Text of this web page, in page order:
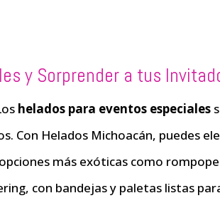
y Sorprender a tus
helados para eventos especiales
Con Helados Michoacán, puedes
más exóticas como
con bandejas y paletas listas